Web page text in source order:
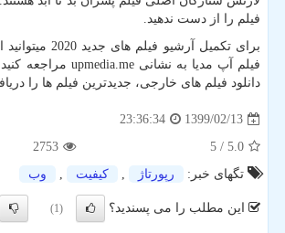
فیلم را از دست ندهید.
برای تکمیل آرشیو
فیلم آپ مدیا به نشانی upmedia.me
مراجعه
دانلود فیلم های خارجی، جدیدترین فیلم ها را
1399/02/13
23:36:34
5.0
/ 5
2753
تگهای خبر:
رپورتاژ , كیفیت , وب
این مطلب را می پسندید؟ (1)